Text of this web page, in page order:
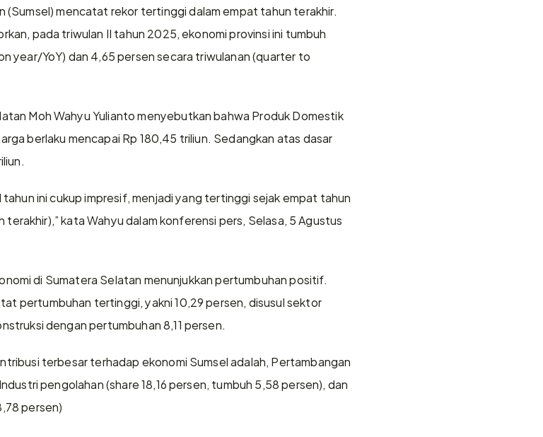
(Sumsel) mencatat rekor tertinggi dalam empat tahun terakhir.
pada triwulan II tahun 2025, ekonomi provinsi ini tumbuh
year/YoY) dan 4,65 persen secara triwulanan (quarter to
Moh Wahyu Yulianto menyebutkan bahwa Produk Domestik
berlaku mencapai Rp 180,45 triliun. Sedangkan atas dasar
ini cukup impresif, menjadi yang tertinggi sejak empat tahun
kata Wahyu dalam konferensi pers, Selasa, 5 Agustus
di Sumatera Selatan menunjukkan pertumbuhan positif.
pertumbuhan tertinggi, yakni 10,29 persen, disusul sektor
dengan pertumbuhan 8,11 persen.
terbesar terhadap ekonomi Sumsel adalah, Pertambangan
pengolahan (share 18,16 persen, tumbuh 5,58 persen), dan
persen)